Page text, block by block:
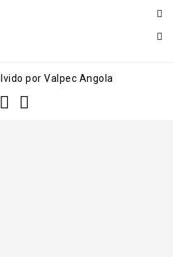
por Valpec Angola